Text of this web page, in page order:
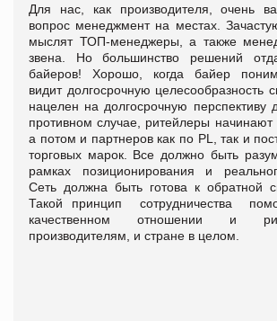
Для нас, как производителя, очень
вопрос менеджмент на местах.
мыслят ТОП-менеджеры, а также
звена. Но большинство решений
байеров! Хорошо, когда байер
видит долгосрочную целесообразность
нацелен на долгосрочную перспективу
противном случае, ритейлеры начинают
а потом и партнеров как по PL, так и
торговых марок. Все должно быть
рамках позиционирования и
Сеть должна быть готова к обратной
Такой принцип сотрудничества
качественном отношении и
производителям, и стране в целом.